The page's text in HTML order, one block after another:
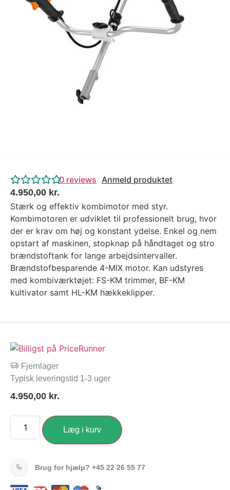
Tips og tricks
4.4 Google Reviews
0 reviews Anmeld produktet
4.950,00 kr.
Stærk og effektiv kombimotor med styr.
Kombimotoren er udviklet til professionelt brug, hvor
der er krav om høj og konstant ydelse. Enkel og nem
opstart af maskinen, stopknap på håndtaget og stro
brændstoftank for lange arbejdsintervaller.
Brændstofbesparende 4-MIX motor. Kan udstyres
med kombiværktøjet: FS-KM trimmer, BF-KM
kultivator samt HL-KM hækkeklipper.
Fjernlager
Typisk leveringstid 1-3 uger
4.950,00 kr.
Læg i kurv
Brug for hjælp? +45 22 26 55 77